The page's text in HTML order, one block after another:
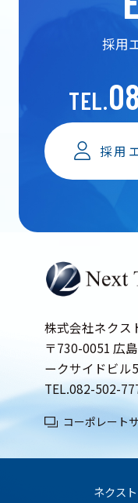
採用
TEL.
採用
株式会社ネクス
〒730-0051 広
ークサイドビル
TEL.082-502-
コーポレート
ネクス